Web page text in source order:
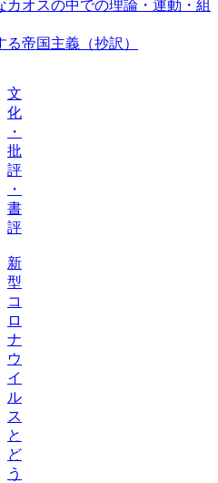
カオスの中での理論・運動・組
帝国主義（抄訳）
文
化
・
批
評
・
書
評
新
型
コ
ロ
ナ
ウ
イ
ル
ス
と
ど
う